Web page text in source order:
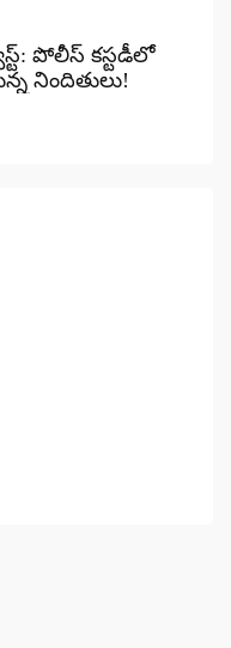
పోలీస్ కస్టడీలో
నిందితులు!